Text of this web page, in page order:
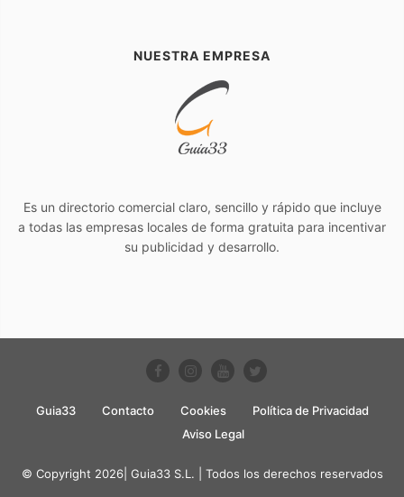
NUESTRA EMPRESA
Es un directorio comercial claro, sencillo y rápido que incluye
a todas las empresas locales de forma gratuita para incentivar
su publicidad y desarrollo.
Guia33 Contacto Cookies
Política de Privacidad
Aviso Legal
© Copyright 2026| Guia33 S.L. | Todos los derechos reservados